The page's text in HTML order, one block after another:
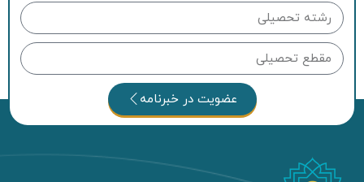
عضویت در خبرنامه